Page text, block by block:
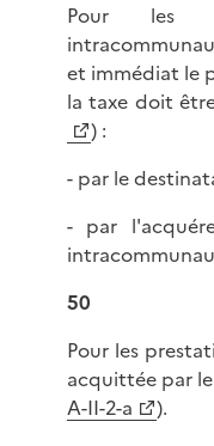
Pour les
et immédiat le
la taxe doit
) :
- par le
- par
50
Pour les
acquittée par
A-II-2-a
).